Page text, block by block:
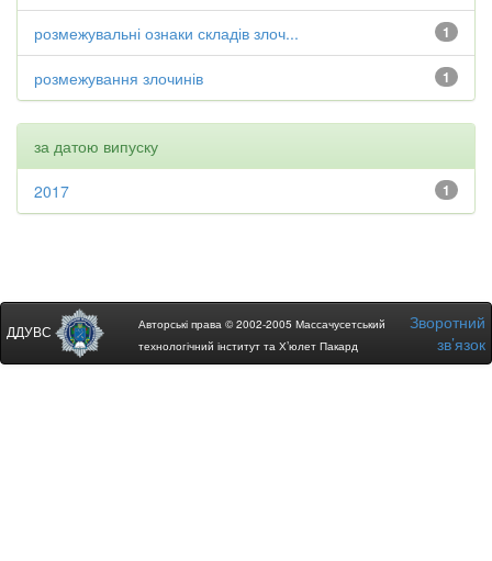
1
розмежувальні ознаки складів злоч...
1
розмежування злочинів
за датою випуску
1
2017
ДДУВС
Авторські права © 2002-2005 Массачусетський
технологічний інститут та Х’юлет Пакард
Зворотний
зв’язок